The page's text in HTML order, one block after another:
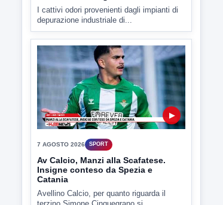
▶
7 AGOSTO 2026 SPORT
Av Calcio, Manzi alla Scafatese.
Insigne conteso da Spezia e
Catania
Avellino Calcio, per quanto riguarda il
terzino Simone Cinquegrano si...